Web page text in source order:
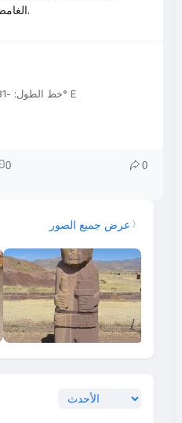
الغامضة التي يزيد عمرها عن مليون عام.
خط الطول: -68.6731° E
0 0
عرض جميع الصور